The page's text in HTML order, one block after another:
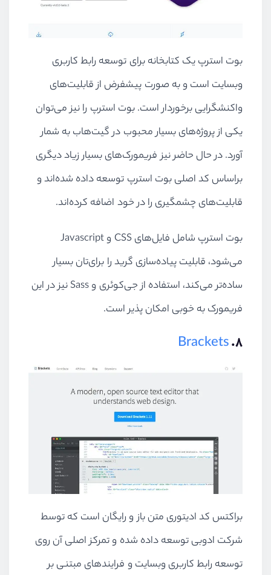
بوت استرپ یک کتابخانه برای توسعه رابط کاربری
وبسایت است و به صورت پیشفرض از قابلیت‌های
واکنشگرایی برخوردار است. بوت استرپ را نیز می‌توان
یکی از پروژه‌های بسیار محبوب در گیت‌هاب به شمار
آورد. در حال حاضر نیز فریمورک‌های بسیار زیاد دیگری
براساس کد اصلی بوت استرپ توسعه داده شده‌اند و
قابلیت‌های چشمگیری را در خود اضافه کرده‌اند.
بوت استرپ شامل فایل‌های CSS و Javascript
می‌شود، قابلیت پیاده‌سازی گرید را برای‌تان بسیار
ساده‌تر می‌کند، استفاده از جی‌کوئری و Sass نیز در این
فریمورک به خوبی امکان پذیر است.
۸. Brackets
براکتس کد ادیتوری متن باز و رایگان است که توسط
شرکت ادوبی توسعه داده شده و تمرکز اصلی آن روی
توسعه رابط کاربری وبسایت و فرایند‌های مبتنی بر